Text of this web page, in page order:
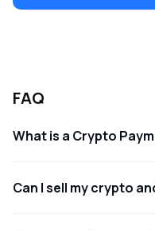
FAQ
What is a Crypto
Can I sell my crypto